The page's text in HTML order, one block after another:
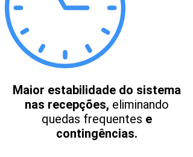
Maior estabilidade do sistema
nas recepções, eliminando
quedas frequentes e
contingências.